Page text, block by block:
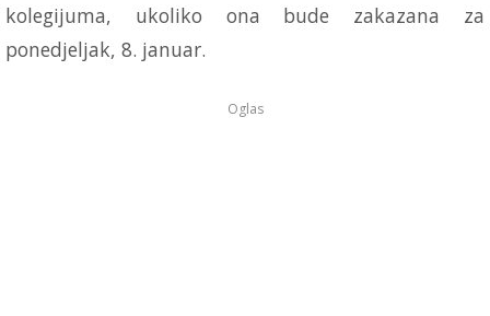
kolegijuma, ukoliko ona bude zakazana za
ponedjeljak, 8. januar.
Oglas